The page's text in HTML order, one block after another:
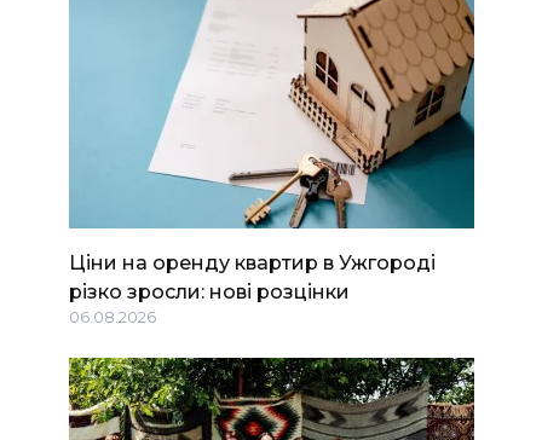
Ціни на оренду квартир в Ужгороді
різко зросли: нові розцінки
06.08.2026